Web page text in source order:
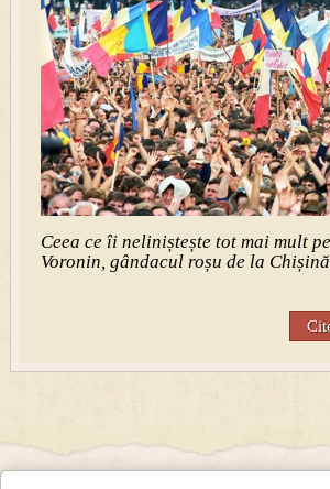
Ceea ce îi neliniștește tot mai mult
Voronin, gândacul roșu de la